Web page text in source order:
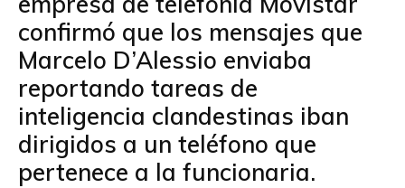
confirmó que los mensajes que
Marcelo D’Alessio enviaba
reportando tareas de
inteligencia clandestinas iban
dirigidos a un teléfono que
pertenece a la funcionaria.